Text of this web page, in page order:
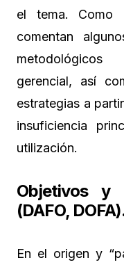
el tema. Como
comentan
gerencial, así
estrategias a
insuficiencia
utilización.
Objetivos y
(DAFO,
En el origen y